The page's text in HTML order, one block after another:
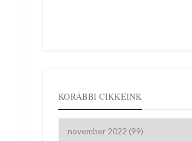
KORÁBBI CIKKEINK